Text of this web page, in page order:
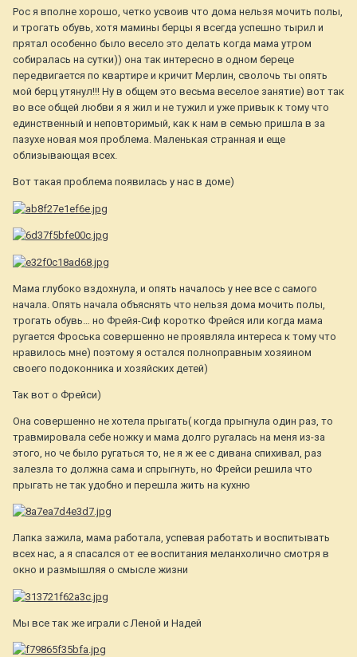
Рос я вполне хорошо, четко усвоив что дома нельзя мочить полы,
и трогать обувь, хотя мамины берцы я всегда успешно тырил и
прятал особенно было весело это делать когда мама утром
собиралась на сутки)) она так интересно в одном береце
передвигается по квартире и кричит Мерлин, сволочь ты опять
мой берц утянул!!! Ну в общем это весьма веселое занятие) вот так
во все общей любви я я жил и не тужил и уже привык к тому что
единственный и неповторимый, как к нам в семью пришла в за
пазухе новая моя проблема. Маленькая странная и еще
облизывающая всех.
Вот такая проблема появилась у нас в доме)
Мама глубоко вздохнула, и опять началось у нее все с самого
начала. Опять начала объяснять что нельзя дома мочить полы,
трогать обувь… но Фрейя-Сиф коротко Фрейся или когда мама
ругается Фроська совершенно не проявляла интереса к тому что
нравилось мне) поэтому я остался полноправным хозяином
своего подоконника и хозяйских детей)
Так вот о Фрейси)
Она совершенно не хотела прыгать( когда прыгнула один раз, то
травмировала себе ножку и мама долго ругалась на меня из-за
этого, но че было ругаться то, не я ж ее с дивана спихивал, раз
залезла то должна сама и спрыгнуть, но Фрейси решила что
прыгать не так удобно и перешла жить на кухню
Лапка зажила, мама работала, успевая работать и воспитывать
всех нас, а я спасался от ее воспитания меланхолично смотря в
окно и размышляя о смысле жизни
Мы все так же играли с Леной и Надей